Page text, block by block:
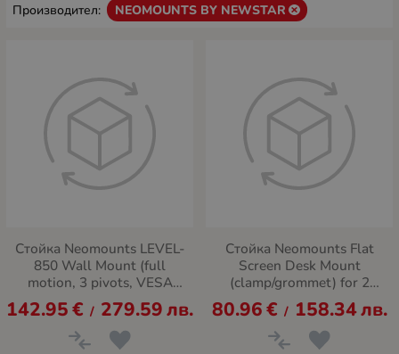
Производител:
NEOMOUNTS BY NEWSTAR
Стойка Neomounts LEVEL-
850 Wall Mount (full
motion, 3 pivots, VESA
400x400)
142.95€ / 279.59лв.
Стойка Neomounts Flat
Screen Desk Mount
(clamp/grommet) for 2
Monitor Screens - Crossbar
80.96€ / 158.34лв.